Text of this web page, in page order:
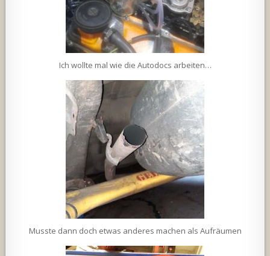
Ich wollte mal wie die Autodocs arbeiten…
Musste dann doch etwas anderes machen als Aufräumen